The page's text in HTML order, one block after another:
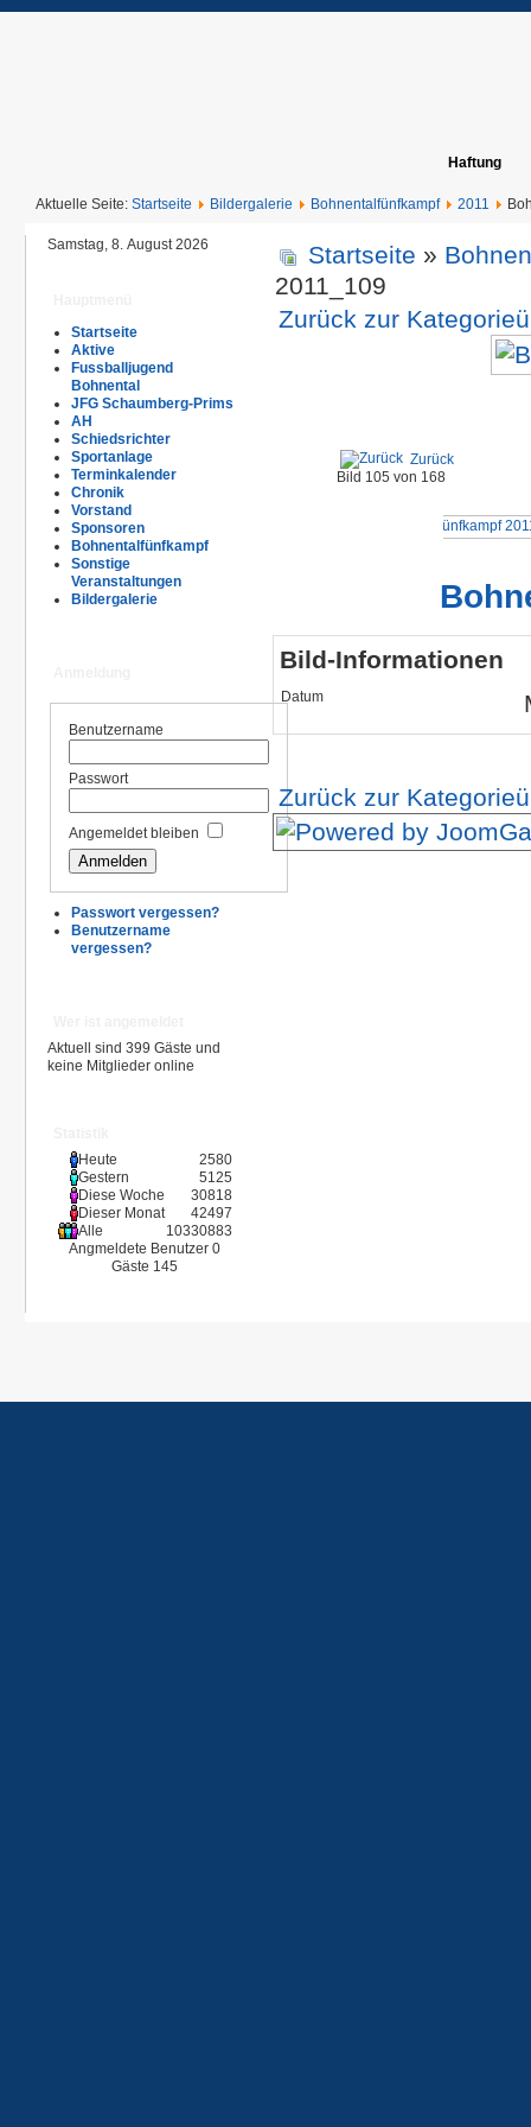
Haftung
Aktuelle Seite: Startseite Bildergalerie Bohnentalfünfkampf 2011
Samstag, 8. August 2026
Startseite
Aktive
Fussballjugend
Bohnental
JFG Schaumberg-Prims
AH
Schiedsrichter
Sportanlage
Terminkalender
Chronik
Vorstand
Sponsoren
Bohnentalfünfkampf
Sonstige
Veranstaltungen
Bildergalerie
Benutzername
Passwort
Angemeldet bleiben
Passwort vergessen?
Benutzername
vergessen?
Aktuell sind 399 Gäste und
keine Mitglieder online
Heute
2580
Gestern
5125
Diese Woche
30818
Dieser Monat
42497
Alle
10330883
Angmeldete Benutzer 0
Gäste 145
Startseite »
2011_109
Zurück zur
Zurück
Bild 105 von 168
Bild-Informationen
Datum
Zurück zur